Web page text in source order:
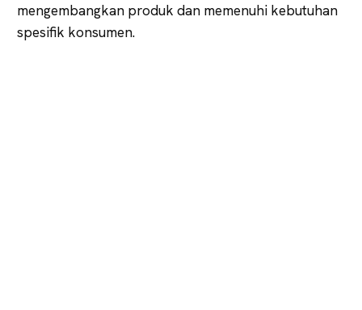
mengembangkan produk dan memenuhi kebutuhan
spesifik konsumen.